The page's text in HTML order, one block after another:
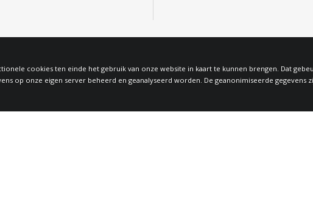
cookies ten einde het gebruik van onze website in kaart te kunnen brengen. Dat
op onze eigen server beheerd en geanalyseerd worden. De geanonimiseerde